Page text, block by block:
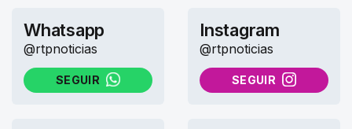
Whatsapp
@rtpnoticias
SEGUIR
NO WHATSAPP
Instagram
@rtpnoticias
SEGUIR
NO INSTAGRAM